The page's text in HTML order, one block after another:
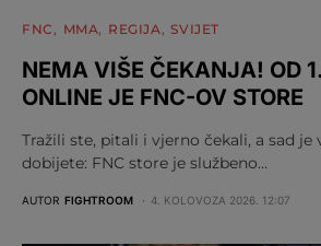
FNC MMA REGIJA SVIJET
NEMA VIŠE ČEKANJA! OD
ONLINE JE FNC-OV STORE
Tražili ste, pitali i vjerno čekali, a sad je
dobijete: FNC store je službeno…
AUTOR FIGHTROOM 4. KOLOVOZA 2026. 12:07